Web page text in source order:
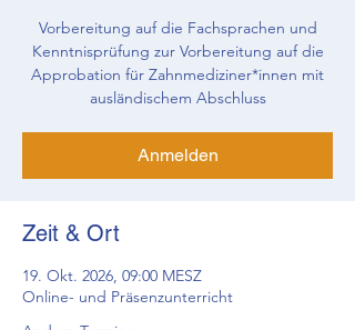
Vorbereitung auf die Fachsprachen und
Kenntnisprüfung zur Vorbereitung auf die
Approbation für Zahnmediziner*innen mit
ausländischem Abschluss
Anmelden
Zeit & Ort
19. Okt. 2026, 09:00 MESZ
Online- und Präsenzunterricht